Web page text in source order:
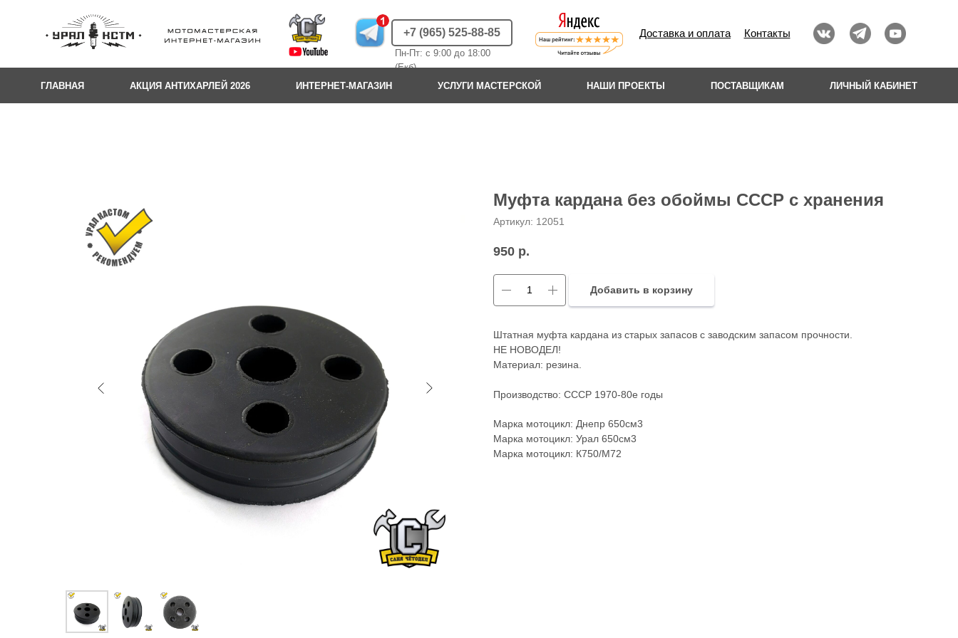
Контакты
Доставка и оплата
+7 (965) 525-88-85
Пн-Пт: с 9:00 до 18:00
(Екб)
ГЛАВНАЯ
АКЦИЯ АНТИХАРЛЕЙ 2026 ИНТЕРНЕТ-МАГАЗИН УСЛУГИ МАСТЕРСКОЙ НАШИ ПРОЕКТЫ ПОСТАВЩИКАМ ЛИЧНЫЙ КАБИНЕТ
Муфта кардана без обоймы СССР с хранения
Артикул: 12051
950 р.
Добавить в корзину
Штатная муфта кардана из старых запасов с заводским запасом прочности.
НЕ НОВОДЕЛ!
Материал: резина.
Производство: СССР 1970-80е годы
Марка мотоцикл: Днепр 650см3
Марка мотоцикл: Урал 650см3
Марка мотоцикл: К750/М72